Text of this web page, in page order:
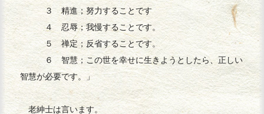
３ 精進；努力することです
４ 忍辱；我慢することです。
５ 禅定；反省することです。
６ 智慧；この世を幸せに生きようとしたら、正しい
智慧が必要です。」
老紳士は言います。